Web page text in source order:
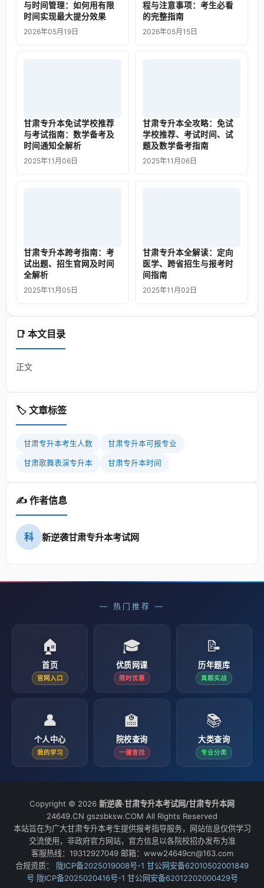
📑 本文目录
正文
🏷️ 文章标签
甘肃专升本考生人数 甘肃专升本可报专业
甘肃歌舞表演专升本 甘肃专升本时间
✍️ 作者信息
科 新逆袭甘肃专升本考试网
与时间管理：如何用有限
时间实现最大提分效果
2026年05月19日
程与注意事项：考生必看
的完整指南
2026年05月15日
甘肃专升本免试学校推荐
与考试指南：数学备考及
时间通知全解析
2025年11月06日
甘肃专升本全攻略：免试
学校推荐、考试时间、试
题及数学备考指南
2025年11月06日
甘肃专升本跨考指南：考
试出题、招生官网及时间
全解析
2025年11月05日
甘肃专升本全解读：定向
医学、跨省招生与报考时
间指南
2025年11月02日
— 热门推荐 —
🏠
首页
官网入口
🎓
优质网课
限时优惠
📝
历年题库
真题实战
👤
个人中心
我的学习
🏫
院校查询
一键查找
📚
大类查询
专业分类
Copyright © 2026 新逆袭·甘肃专升本考试网/甘肃专升本网
24649.CN gszsbksw.COM All Rights Reserved
本站旨在为广大甘肃专升本考生提供报考指导服务，网站信息仅供学习
交流使用，非政府官方网站，官方信息以各院校招办发布为准
客服热线：19312927049 邮箱：www24649cn@163.com
合规资质：
陇ICP备2025019008号-1 甘公网安备62010502001849
号 陇ICP备2025020416号-1 甘公网安备62012202000429号